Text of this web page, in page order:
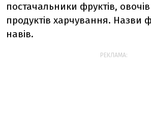
постачальники фруктів,
продуктів харчування. Назви
навів.
РЕКЛАМА: